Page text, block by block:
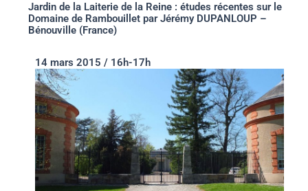
Jardin de la Laiterie de la Reine : études récentes sur le
Domaine de Rambouillet par Jérémy DUPANLOUP –
Bénouville (France)
14 mars 2015 / 16h-17h